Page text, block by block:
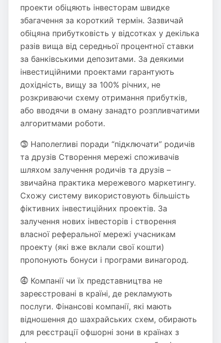
проекти обіцяють інвесторам швидке
збагачення за короткий термін. Зазвичай
обіцяна прибутковість у відсотках у декілька
разів вища від середньої процентної ставки
за банківськими депозитами. За деякими
інвестиційними проектами гарантують
дохідність, вищу за 100% річних, не
розкриваючи схему отримання прибутків,
або вводячи в оману занадто розпливчатими
алгоритмами роботи.
⓷ Наполегливі поради “підключати” родичів
та друзів Створення мережі споживачів
шляхом залучення родичів та друзів –
звичайна практика мережевого маркетингу.
Схожу систему використовують більшість
фіктивних інвестиційних проектів. За
залучення нових інвесторів і створення
власної реферальної мережі учасникам
проекту (які вже вклали свої кошти)
пропонують бонуси і програми винагород.
⓸ Компанії чи їх представництва не
зареєстровані в країні, де рекламують
послуги. Фінансові компанії, які мають
відношення до шахрайських схем, обирають
для реєстрації офшорні зони в країнах з